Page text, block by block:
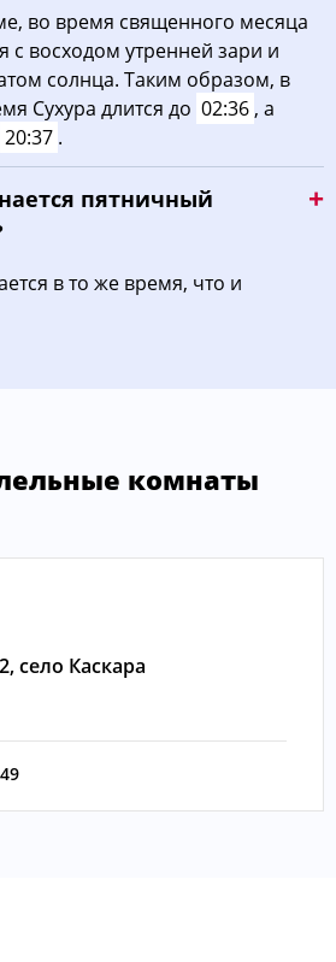
во время священного месяца
с восходом утренней зари и
солнца. Таким образом, в
Сухура длится до 02:36 , а
20:37 .
пятничный
в то же время, что и
комнаты
село Каскара